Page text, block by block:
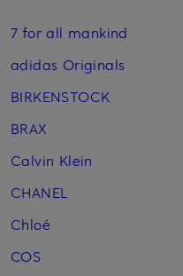
7 for all mankind
adidas Originals
BIRKENSTOCK
BRAX
Calvin Klein
CHANEL
Chloé
COS